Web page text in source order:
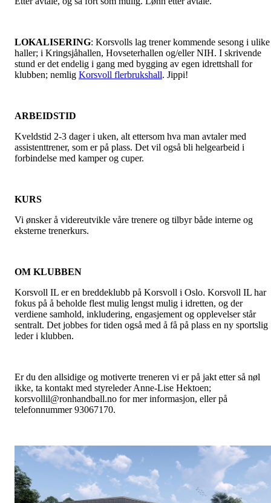
LOKALISERING: Korsvolls lag trener kommende sesong i ulike
haller; i Kringsjåhallen, Hovseterhallen og/eller NIH. I skrivende
stund er det endelig i gang med bygging av egen idrettshall for
klubben; nemlig Korsvoll flerbrukshall. Jippi!
ARBEIDSTID
Kveldstid 2-3 dager i uken, alt ettersom hva man avtaler med
assistenttrener, som er på plass. Det vil også bli helgearbeid i
forbindelse med kamper og cuper.
KURS
Vi ønsker å videreutvikle våre trenere og tilbyr både interne og
eksterne trenerkurs.
OM KLUBBEN
Korsvoll IL er en breddeklubb på Korsvoll i Oslo. Korsvoll IL har
fokus på å beholde flest mulig lengst mulig i idretten, og der
verdiene samhold, inkludering, engasjement og opplevelser står
sentralt. Det jobbes for tiden også med å få på plass en ny sportslig
leder i klubben.
Er du den allsidige og motiverte treneren vi er på jakt etter så nøl
ikke, ta kontakt med styreleder Anne-Lise Hektoen;
korsvollil@ronhandball.no for mer informasjon, eller på
telefonnummer 93067170.